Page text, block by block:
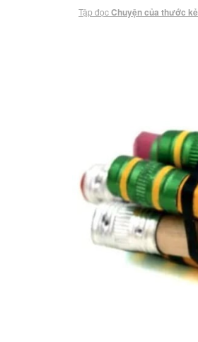
Tập đọcChuyện của thước kẻ